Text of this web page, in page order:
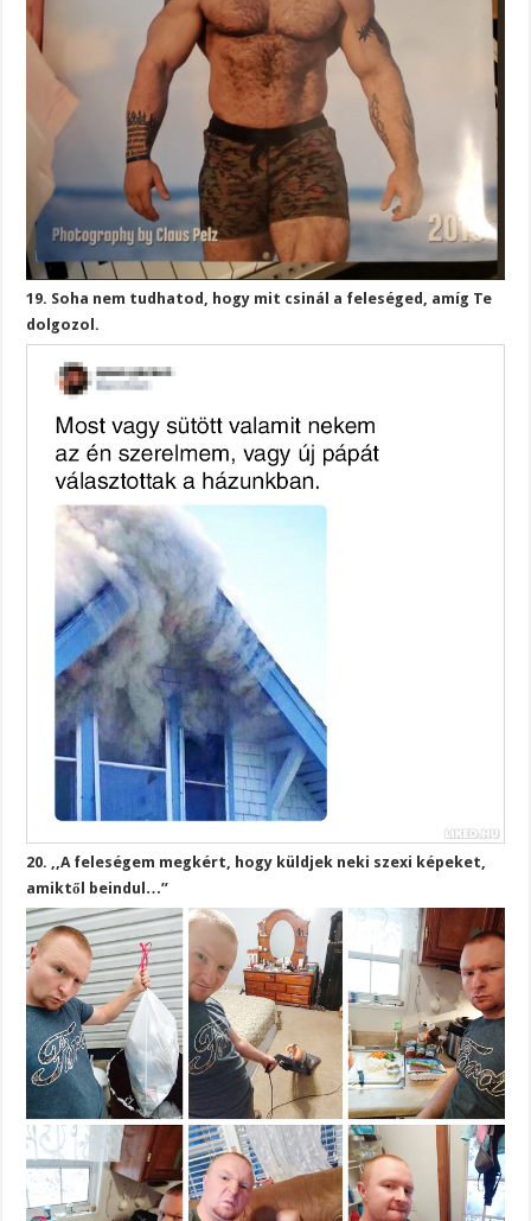
19. Soha nem tudhatod, hogy mit csinál a feleséged, amíg Te
dolgozol.
20. ,,A feleségem megkért, hogy küldjek neki szexi képeket,
amiktől beindul…”